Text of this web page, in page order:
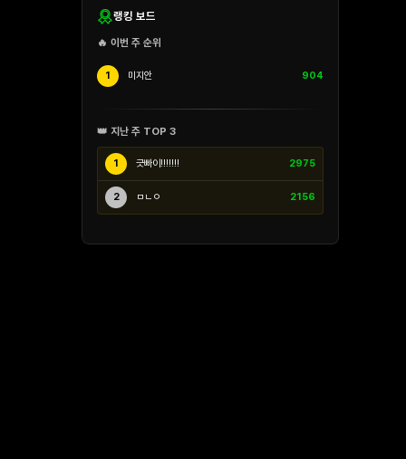
랭킹 보드
🔥 이번 주 순위
1 미지안 904
👑 지난 주 TOP 3
1 긋빠이!!!!!!! 2975
2 ㅁㄴㅇ 2156